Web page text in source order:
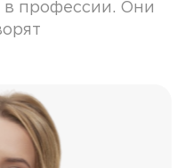
в профессии. Они